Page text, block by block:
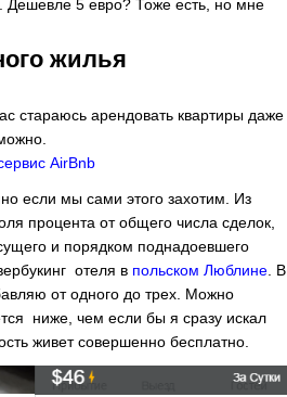
Дешевле 5 евро? Тоже есть, но мне
жилья
стараюсь арендовать квартиры даже
AirBnb
если мы сами этого захотим. Из
процента от общего числа сделок,
и порядком поднадоевшего
отеля в польском Люблине . В
от одного до трех. Можно
ниже, чем если бы я сразу искал
живет совершенно бесплатно.